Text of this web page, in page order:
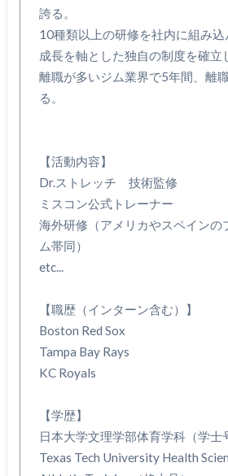
誇る。
10種類以上の研修を社内に組み
成長を軸とした独自の制度を確立
離職が多いジム業界で5年間、離
る。
【活動内容】
Dr.ストレッチ 技術監修
ミスコン公式トレーナー
海外研修（アメリカやスペインの
ム帯同）
etc...
【職歴（インターン含む）】
Boston Red Sox
Tampa Bay Rays
KC Royals
【学歴】
日本大学文理学部体育学科（学士
Texas Tech University Health